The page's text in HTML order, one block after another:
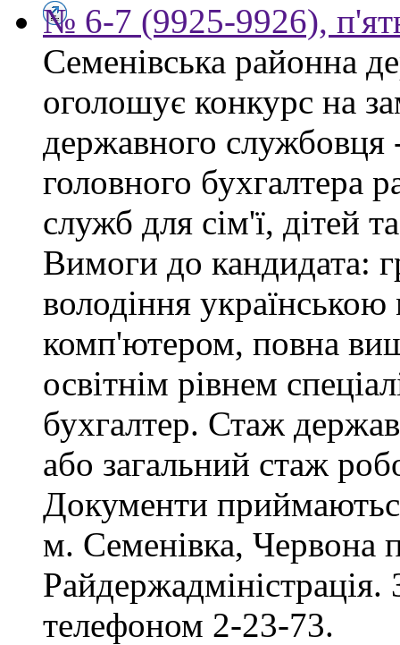
№ 6-7 (9925-9926),
Семенівська районна
оголошує конкурс на
державного службовця
головного бухгалтера
служб для сім'ї, дітей
Вимоги до кандидата:
володіння
комп'ютером, повна
освітнім рівнем
бухгалтер. Стаж
або загальний стаж
Документи
м. Семенівка, Червона
Райдержадміністрація.
телефоном 2-23-73.